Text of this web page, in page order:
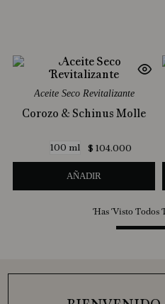
Aceite Seco Revitalizante
Corozo & Schinus Molle
100 ml $ 104.000
AÑADIR
Has Visto Todos